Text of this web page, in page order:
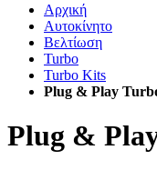
Αρχική
Αυτοκίνητο
Βελτίωση
Turbo
Turbo Kits
Plug & Play
Plug &